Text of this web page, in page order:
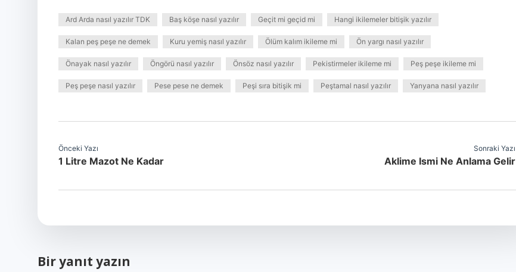
Ard Arda nasıl yazılır TDK Baş köşe nasıl yazılır Geçit mi geçid mi Hangi ikilemeler bitişik yazılır
Kalan peş peşe ne demek Kuru yemiş nasıl yazılır Ölüm kalım ikileme mi Ön yargı nasıl yazılır
Önayak nasıl yazılır Öngörü nasıl yazılır Önsöz nasıl yazılır Pekistirmeler ikileme mi Peş peşe ikileme mi
Peş peşe nasıl yazılır Pese pese ne demek Peşi sıra bitişik mi Peştamal nasıl yazılır Yanyana nasıl yazılır
Önceki Yazı
1 Litre Mazot Ne Kadar
Sonraki Yazı
Aklime Ismi Ne Anlama Gelir
Bir yanıt yazın